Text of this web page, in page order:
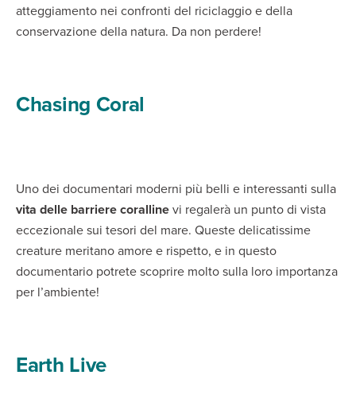
atteggiamento nei confronti del riciclaggio e della
conservazione della natura. Da non perdere!
Chasing Coral
Uno dei documentari moderni più belli e interessanti sulla
vita delle barriere corallinevi regalerà un punto di vista
eccezionale sui tesori del mare. Queste delicatissime
creature meritano amore e rispetto, e in questo
documentario potrete scoprire molto sulla loro importanza
per l’ambiente!
Earth Live